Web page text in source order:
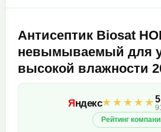
Антисептик Biosat
невымываемый для
высокой влажности
Яндекс★★★★★
Рейтинг